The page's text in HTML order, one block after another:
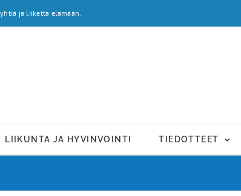
ja liikettä elämään.
LIIKUNTA JA HYVINVOINTI TIEDOTTEET